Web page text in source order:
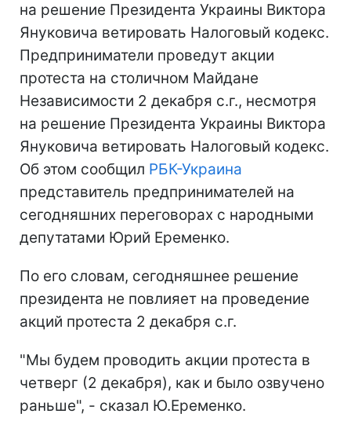
на решение Президента Украины Виктора
Януковича ветировать Налоговый кодекс.
Предприниматели проведут акции
протеста на столичном Майдане
Независимости 2 декабря с.г., несмотря
на решение Президента Украины Виктора
Януковича ветировать Налоговый кодекс.
Об этом сообщил РБК-Украина
представитель предпринимателей на
сегодняшних переговорах с народными
депутатами Юрий Еременко.
По его словам, сегодняшнее решение
президента не повлияет на проведение
акций протеста 2 декабря с.г.
"Мы будем проводить акции протеста в
четверг (2 декабря), как и было озвучено
раньше", - сказал Ю.Еременко.